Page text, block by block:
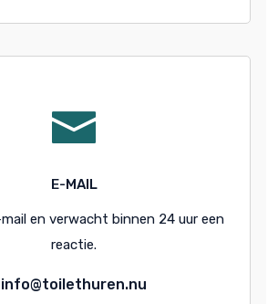
E-MAIL
en verwacht binnen 24 uur een
reactie.
info@toilethuren.nu